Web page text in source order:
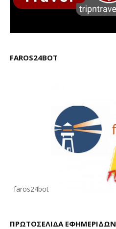
FAROS24BOT
faros24bot
ΠΡΩΤΟΣΕΛΙΔΑ ΕΦΗΜΕΡΙΔΩΝ